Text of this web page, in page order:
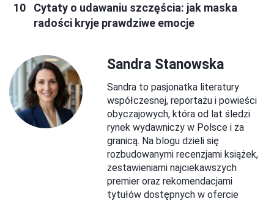
Cytaty o udawaniu szczęścia: jak maska
radości kryje prawdziwe emocje
Sandra Stanowska
Sandra to pasjonatka literatury
współczesnej, reportażu i powieści
obyczajowych, która od lat śledzi
rynek wydawniczy w Polsce i za
granicą. Na blogu dzieli się
rozbudowanymi recenzjami książek,
zestawieniami najciekawszych
premier oraz rekomendacjami
tytułów dostępnych w ofercie